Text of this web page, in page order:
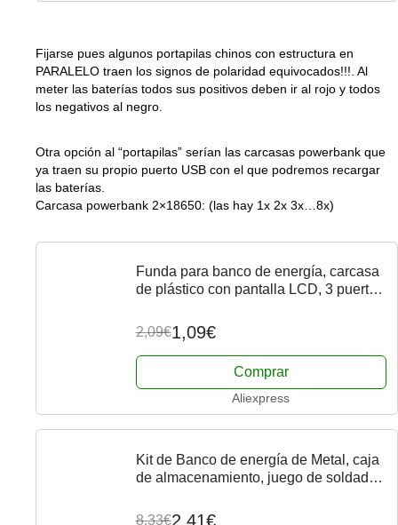
Fijarse pues algunos portapilas chinos con estructura en
PARALELO traen los signos de polaridad equivocados!!!. Al
meter las baterías todos sus positivos deben ir al rojo y todos
los negativos al negro.
Otra opción al “portapilas” serían las carcasas powerbank que
ya traen su propio puerto USB con el que podremos recargar
las baterías.
Carcasa powerbank 2×18650: (las hay 1x 2x 3x…8x)
Funda para banco de energía, carcasa
de plástico con pantalla LCD, 3 puertos
2,09€1,09€
Comprar
Aliexpress
Kit de Banco de energía de Metal, caja
de almacenamiento, juego de soldadura
cargador externo USB, teléfono
8,33€2,41€